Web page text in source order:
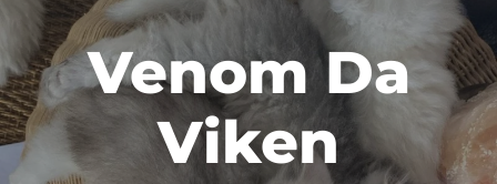
Venom Da
Viken